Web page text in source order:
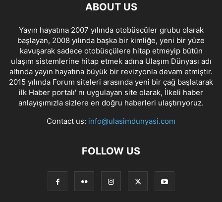
ABOUT US
Yayın hayatına 2007 yılında otobüscüler grubu olarak
başlayan, 2008 yılında başka bir kimliğe, yeni bir yüze
kavuşarak sadece otobüsçülere hitap etmeyip bütün
ulaşım sistemlerine hitap etmek adına Ulaşım Dünyası adı
altında yayın hayatına büyük bir revizyonla devam etmiştir.
2015 yılında Forum siteleri arasında yeni bir çağ başlatarak
ilk Haber portalı' nı uygulayan site olarak, İlkeli haber
anlayışımızla sizlere en doğru haberleri ulaştırıyoruz.
Contact us: info@ulasimdunyasi.com
FOLLOW US